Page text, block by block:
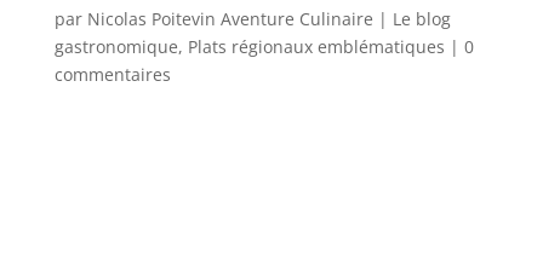
par Nicolas Poitevin Aventure Culinaire | Le blog
gastronomique, Plats régionaux emblématiques | 0
commentaires